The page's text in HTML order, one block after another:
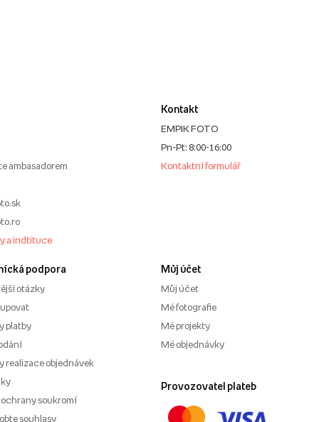
ambasadorem
a indtituce
podpora
otázky
platby
realizace objednávek
ochrany soukromí
souhlasy
Kontakt
EMPIK FOTO
Pn-Pt: 8:00-16:00
Kontaktní formulář
Můj účet
Můj účet
Mé fotografie
Mé projekty
Mé objednávky
Provozovatel plateb